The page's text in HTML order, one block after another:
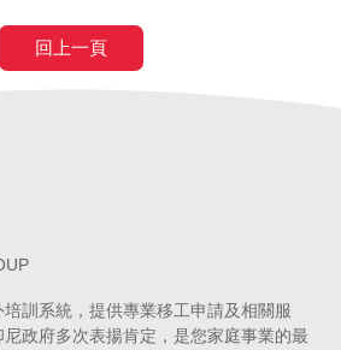
回上一頁
訓系統，提供專業移工申請及相關服
政府多次表揚肯定，是您家庭事業的最